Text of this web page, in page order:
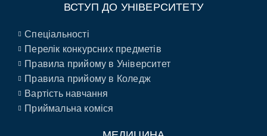
ВСТУП ДО УНІВЕРСИТЕТУ
Спеціальності
Перелік конкурсних предметів
Правила прийому в Університет
Правила прийому в Коледж
Вартість навчання
Приймальна коміся